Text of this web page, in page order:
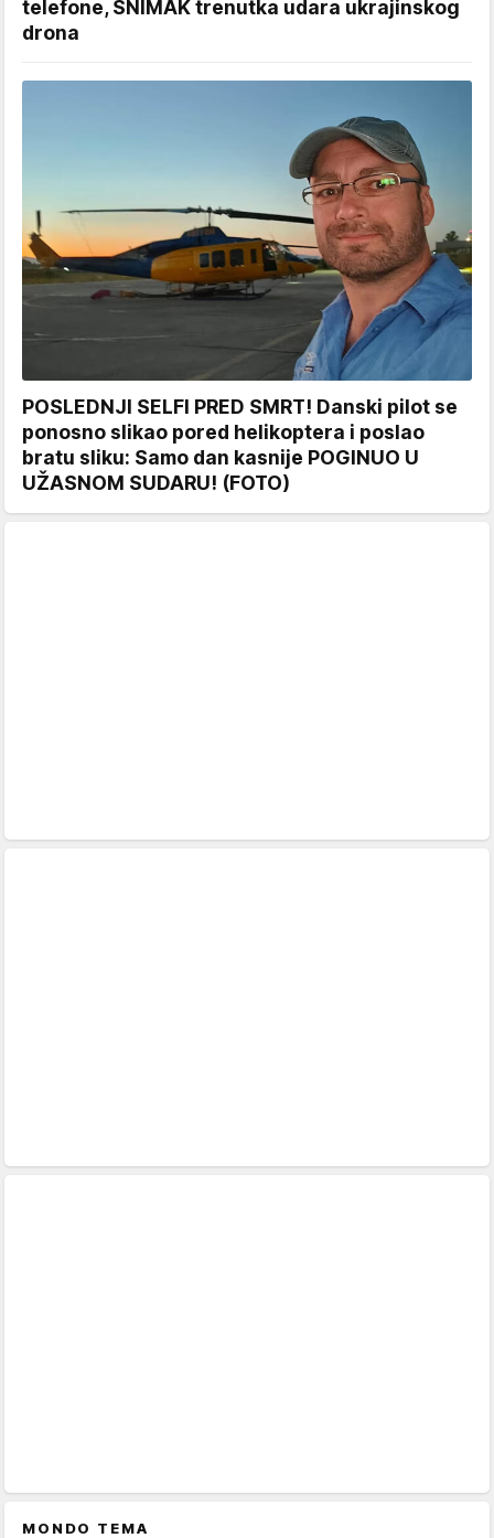
telefone, SNIMAK trenutka udara ukrajinskog
drona
POSLEDNJI SELFI PRED SMRT! Danski pilot se
ponosno slikao pored helikoptera i poslao
bratu sliku: Samo dan kasnije POGINUO U
UŽASNOM SUDARU! (FOTO)
MONDO TEMA